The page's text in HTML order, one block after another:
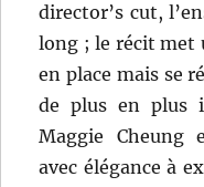
director’s cut,
long ; le récit met
en place mais se
de plus en plus
Maggie Cheung
avec élégance à